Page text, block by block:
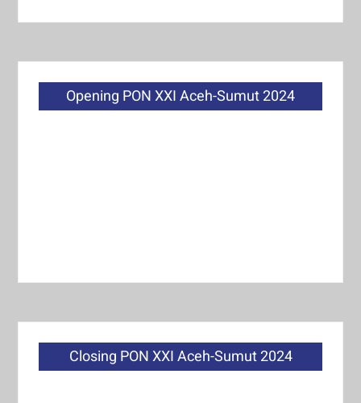
Opening PON XXI Aceh-Sumut 2024
Closing PON XXI Aceh-Sumut 2024